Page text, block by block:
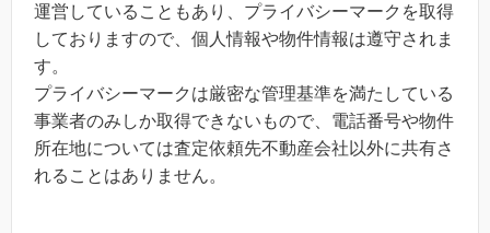
運営していることもあり、プライバシーマークを取得
しておりますので、個人情報や物件情報は遵守されま
す。
プライバシーマークは厳密な管理基準を満たしている
事業者のみしか取得できないもので、電話番号や物件
所在地については査定依頼先不動産会社以外に共有さ
れることはありません。